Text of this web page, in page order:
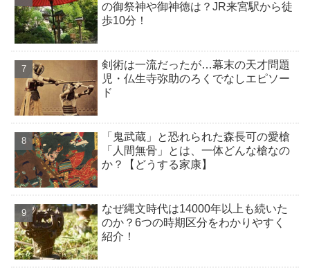
の御祭神や御神徳は？JR来宮駅から徒
歩10分！
剣術は一流だったが…幕末の天才問題
児・仏生寺弥助のろくでなしエピソー
ド
「鬼武蔵」と恐れられた森長可の愛槍
「人間無骨」とは、一体どんな槍なの
か？【どうする家康】
なぜ縄文時代は14000年以上も続いた
のか？6つの時期区分をわかりやすく
紹介！